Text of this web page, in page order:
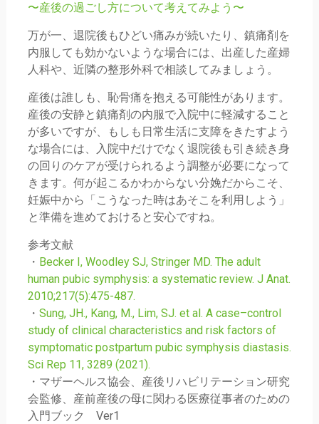
〜産後の過ごし方について考えてみよう〜
万が一、退院後もひどい痛みが続いたり、鎮痛剤を
内服しても効かないような場合には、出産した産婦
人科や、近隣の整形外科で相談してみましょう。
産後は誰しも、恥骨痛を抱える可能性があります。
産後の安静と鎮痛剤の内服で入院中に軽減すること
が多いですが、もしも日常生活に支障をきたすよう
な場合には、入院中だけでなく退院後も引き続き身
の回りのケアが受けられるよう調整が必要になって
きます。何が起こるかわからない分娩だからこそ、
妊娠中から「こうなった時はあそこを利用しよう」
と準備を進めておけると安心ですね。
参考文献
・ Becker I, Woodley SJ, Stringer MD. The adult
human pubic symphysis: a systematic review. J Anat.
2010;217(5):475-487.
・ Sung, JH., Kang, M., Lim, SJ. et al. A case–control
study of clinical characteristics and risk factors of
symptomatic postpartum pubic symphysis diastasis.
Sci Rep 11, 3289 (2021).
・マザーヘルス協会、産後リハビリテーション研究
会監修、産前産後の母に関わる医療従事者のための
入門ブック Ver1